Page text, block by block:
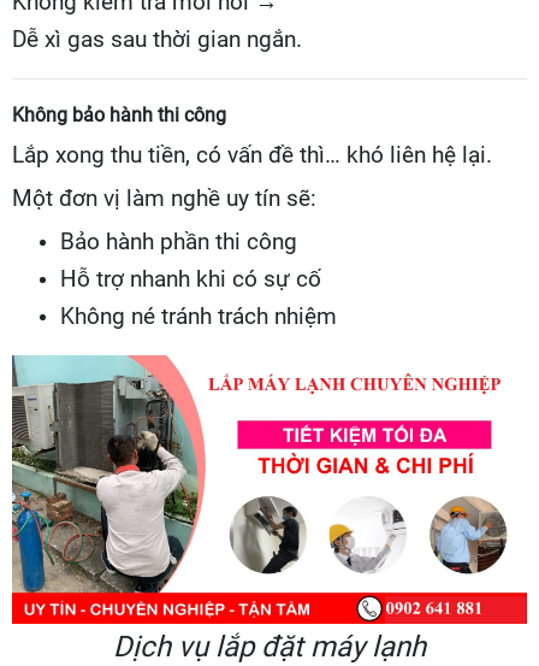
Dễ xì gas sau thời gian ngắn.
Không bảo hành thi công
Lắp xong thu tiền, có vấn đề thì… khó liên hệ lại.
Một đơn vị làm nghề uy tín sẽ:
Bảo hành phần thi công
Hỗ trợ nhanh khi có sự cố
Không né tránh trách nhiệm
Dịch vụ lắp đặt máy lạnh